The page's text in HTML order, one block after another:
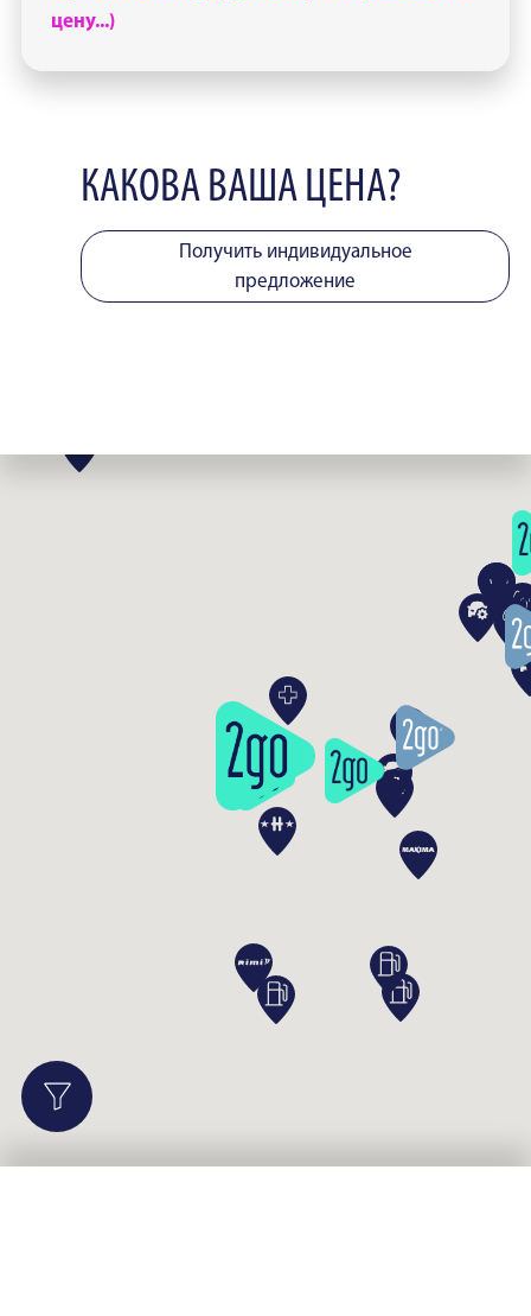
цену...)
КАКОВА ВАША ЦЕНА?
Получить индивидуальное
предложение